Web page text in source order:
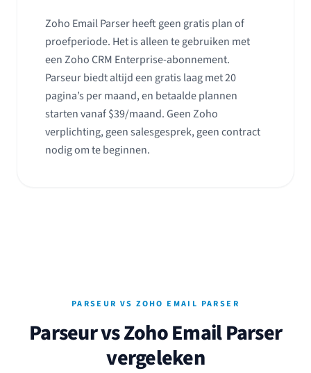
Zoho Email Parser heeft geen gratis plan of
proefperiode. Het is alleen te gebruiken met
een Zoho CRM Enterprise-abonnement.
Parseur biedt altijd een gratis laag met 20
pagina’s per maand, en betaalde plannen
starten vanaf $39/maand. Geen Zoho
verplichting, geen salesgesprek, geen contract
nodig om te beginnen.
PARSEUR VS ZOHO EMAIL PARSER
Parseur vs Zoho Email Parser
vergeleken